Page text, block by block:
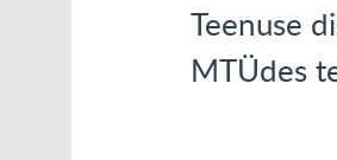
Teenuse
MTÜdes